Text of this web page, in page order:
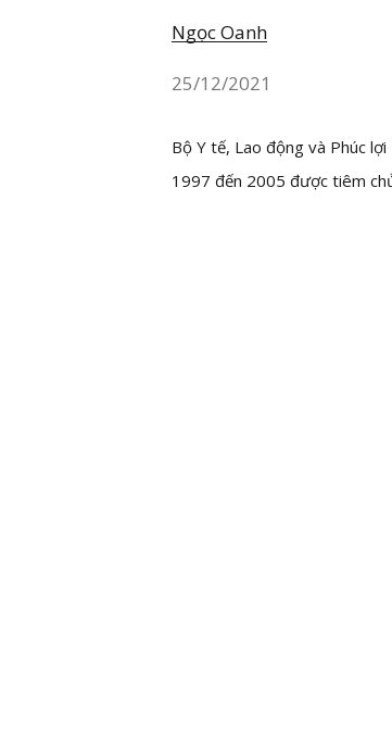
Ngọc Oanh
25/12/2021
Bộ Y tế, Lao động và Phúc
1997 đến 2005 được tiêm